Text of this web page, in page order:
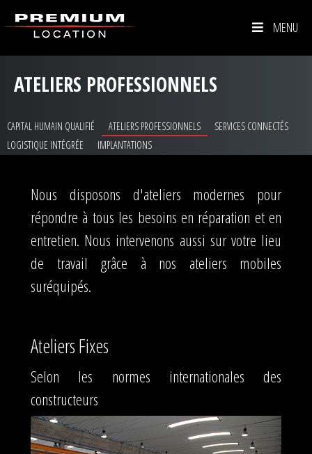
MENU
ATELIERS PROFESSIONNELS
CAPITAL HUMAIN QUALIFIÉ ATELIERS PROFESSIONNELS
SERVICES CONNECTÉS
LOGISTIQUE INTÉGRÉE
IMPLANTATIONS
Nous disposons d'ateliers modernes pour
répondre à tous les besoins en réparation et en
entretien. Nous intervenons aussi sur votre lieu
de travail grâce à nos ateliers mobiles
suréquipés.
Ateliers Fixes
Selon les normes internationales des
constructeurs